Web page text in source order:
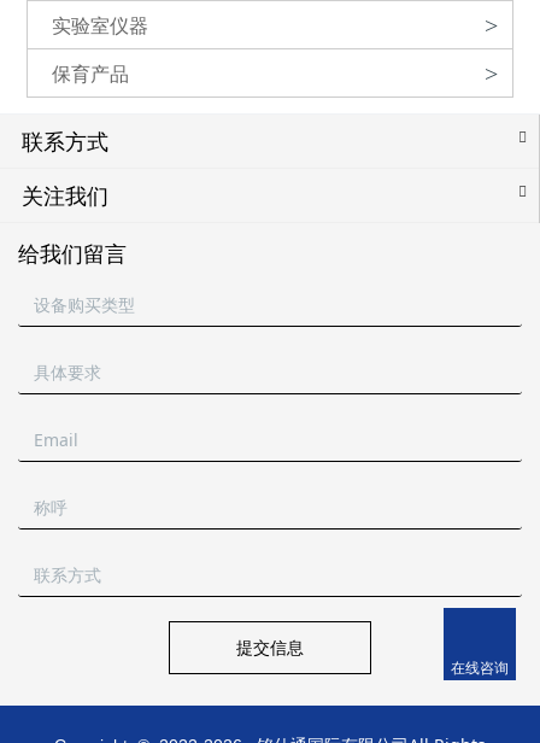
实验室仪器
>
保育产品
>
联系方式
关注我们
给我们留言
提交信息
在线咨询